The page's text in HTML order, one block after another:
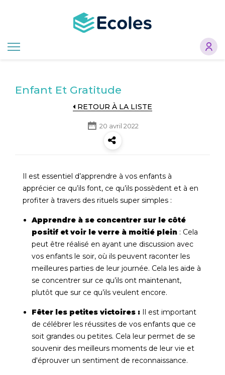
principal
Enfant Et Gratitude
RETOUR À LA LISTE
20 avril 2022
Il est essentiel d’apprendre à vos enfants à
apprécier ce qu’ils font, ce qu’ils possèdent et à en
profiter à travers des rituels super simples :
Apprendre à se concentrer sur le côté
positif et voir le verre à moitié plein : Cela
peut être réalisé en ayant une discussion avec
vos enfants le soir, où ils peuvent raconter les
meilleures parties de leur journée. Cela les aide à
se concentrer sur ce qu’ils ont maintenant,
plutôt que sur ce qu’ils veulent encore.
Fêter les petites victoires : Il est important
de célébrer les réussites de vos enfants que ce
soit grandes ou petites. Cela leur permet de se
souvenir des meilleurs moments de leur vie et
d'éprouver un sentiment de reconnaissance.